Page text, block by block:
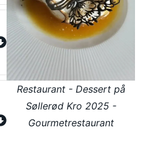
Restaurant - Dessert på
Søllerød Kro 2025 -
Gourmetrestaurant